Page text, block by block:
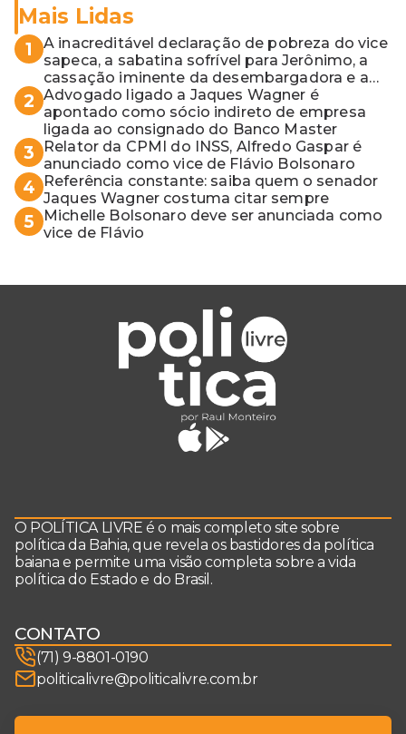
Mais Lidas
1
A inacreditável declaração de pobreza do vice
sapeca, a sabatina sofrível para Jerônimo, a
cassação iminente da desembargadora e a
vaga do Quinto para o MP baiano
2 Advogado ligado a Jaques Wagner é
apontado como sócio indireto de empresa
ligada ao consignado do Banco Master
3
Relator da CPMI do INSS, Alfredo Gaspar é
anunciado como vice de Flávio Bolsonaro
4
Referência constante: saiba quem o senador
Jaques Wagner costuma citar sempre
5
Michelle Bolsonaro deve ser anunciada como
vice de Flávio
O POLÍTICA LIVRE é o mais completo site sobre
política da Bahia, que revela os bastidores da política
baiana e permite uma visão completa sobre a vida
política do Estado e do Brasil.
CONTATO
(71) 9-8801-0190
politicalivre@politicalivre.com.br